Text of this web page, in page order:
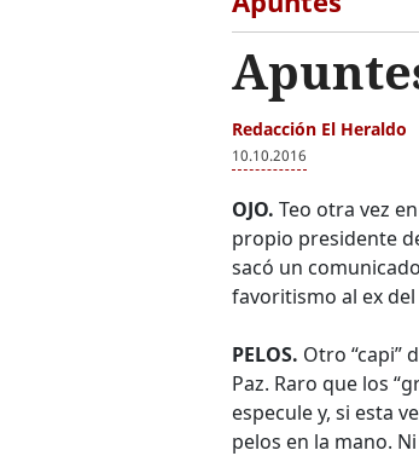
Redacción El Heraldo
10.10.2016
OJO. Teo otra vez
propio presidente
sacó un
favoritismo al ex del
PELOS. Otro “capi”
Paz. Raro que los
especule y, si esta
pelos en la mano.